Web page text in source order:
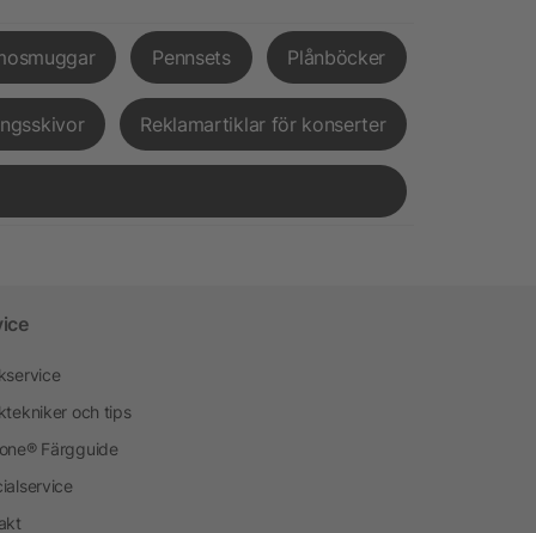
Pennsets Plånböcker
Reklamartiklar för konserter
och tips
Färgguide